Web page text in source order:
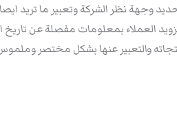
وجهة نظر الشركة وتعبير ما تريد
العملاء بمعلومات مفصلة عن تاريخ
والتعبير عنها بشكل مختصر